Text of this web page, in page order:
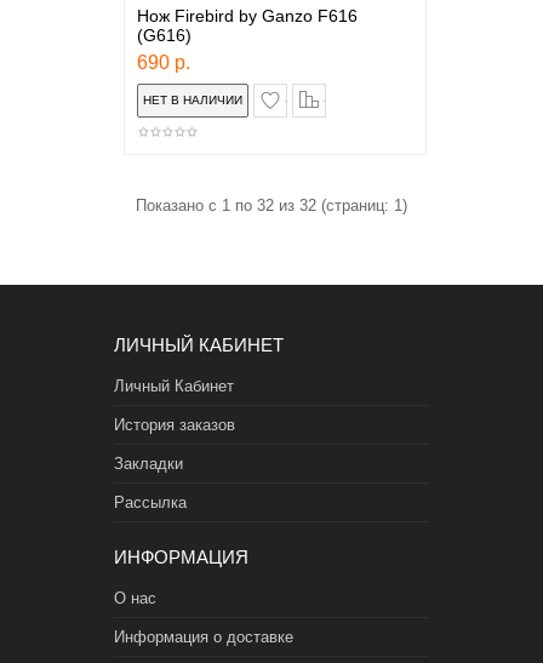
Нож Firebird by Ganzo F616
(G616)
690 р.
в закладки
Показано с 1 по 32 из 32 (страниц: 1)
ЛИЧНЫЙ КАБИНЕТ
Личный Кабинет
История заказов
Закладки
Рассылка
ИНФОРМАЦИЯ
О нас
Информация о доставке